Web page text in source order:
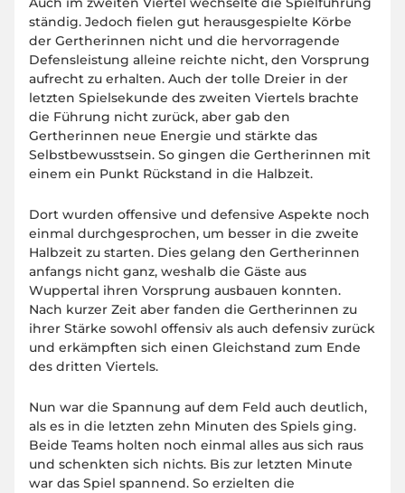
ständig. Jedoch fielen gut herausgespielte Körbe
der Gertherinnen nicht und die hervorragende
Defensleistung alleine reichte nicht, den Vorsprung
aufrecht zu erhalten. Auch der tolle Dreier in der
letzten Spielsekunde des zweiten Viertels brachte
die Führung nicht zurück, aber gab den
Gertherinnen neue Energie und stärkte das
Selbstbewusstsein. So gingen die Gertherinnen mit
einem ein Punkt Rückstand in die Halbzeit.
Dort wurden offensive und defensive Aspekte noch
einmal durchgesprochen, um besser in die zweite
Halbzeit zu starten. Dies gelang den Gertherinnen
anfangs nicht ganz, weshalb die Gäste aus
Wuppertal ihren Vorsprung ausbauen konnten.
Nach kurzer Zeit aber fanden die Gertherinnen zu
ihrer Stärke sowohl offensiv als auch defensiv zurück
und erkämpften sich einen Gleichstand zum Ende
des dritten Viertels.
Nun war die Spannung auf dem Feld auch deutlich,
als es in die letzten zehn Minuten des Spiels ging.
Beide Teams holten noch einmal alles aus sich raus
und schenkten sich nichts. Bis zur letzten Minute
war das Spiel spannend. So erzielten die